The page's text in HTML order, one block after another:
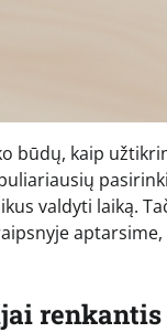
būdų, kaip
valdyti laiką.